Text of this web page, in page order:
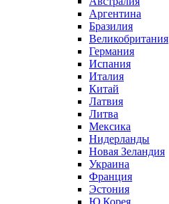
Аргентина
Бразилия
Великобритания
Германия
Испания
Италия
Китай
Латвия
Литва
Мексика
Нидерланды
Новая Зеландия
Украина
Франция
Эстония
Ю.Корея